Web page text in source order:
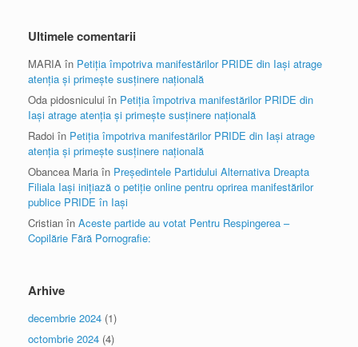
Ultimele comentarii
MARIA în Petiția împotriva manifestărilor PRIDE din Iași atrage
atenția și primește susținere națională
Oda pidosnicului în Petiția împotriva manifestărilor PRIDE din
Iași atrage atenția și primește susținere națională
Radoi în Petiția împotriva manifestărilor PRIDE din Iași atrage
atenția și primește susținere națională
Obancea Maria în Președintele Partidului Alternativa Dreapta
Filiala Iași inițiază o petiție online pentru oprirea manifestărilor
publice PRIDE în Iași
Cristian în Aceste partide au votat Pentru Respingerea –
Copilărie Fără Pornografie:
Arhive
decembrie 2024 (1)
octombrie 2024 (4)